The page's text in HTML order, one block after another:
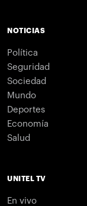
NOTICIAS
Política
Seguridad
Sociedad
Mundo
Deportes
Economía
Salud
UNITEL TV
En vivo